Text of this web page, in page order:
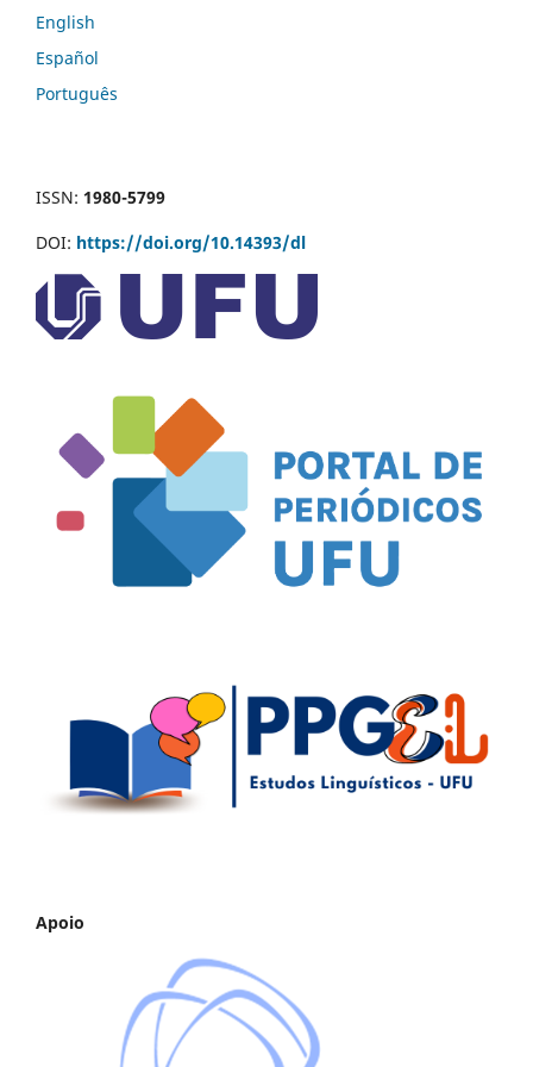
English
Español
Português
ISSN: 1980-5799
DOI: https://doi.org/10.14393/dl
Apoio